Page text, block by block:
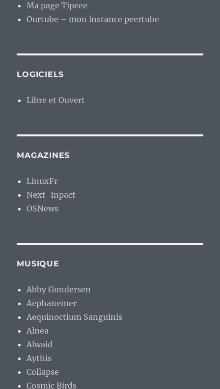
Ma page Tipeee
Ourtube – mon instance peertube
LOGICIELS
Libre et Ouvert
MAGAZINES
LinuxFr
Next-Inpact
OSNews
MUSIQUE
Abby Gundersen
Aephanemer
Aequinoctium Sanguinis
Alnea
Alwaid
Aythis
Collapse
Cosmic Birds